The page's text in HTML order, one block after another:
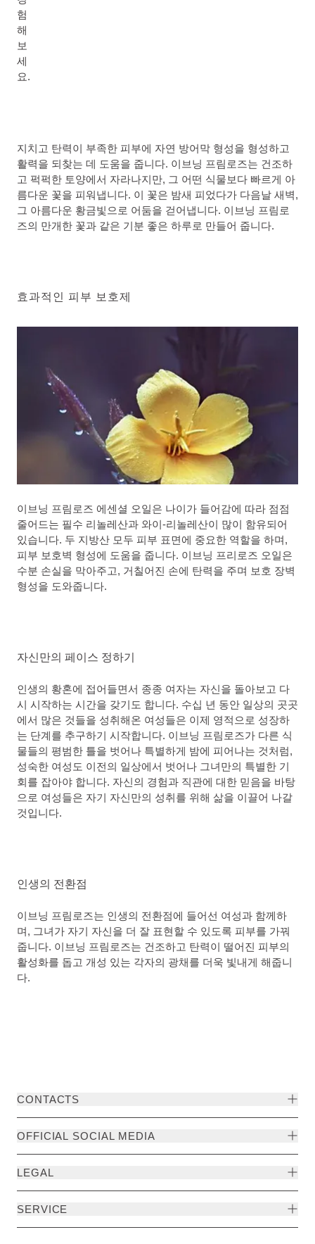
험
해
보
세
요.
지치고 탄력이 부족한 피부에 자연 방어막 형성을 형성하고
활력을 되찾는 데 도움을 줍니다. 이브닝 프림로즈는 건조하
고 퍽퍽한 토양에서 자라나지만, 그 어떤 식물보다 빠르게 아
름다운 꽃을 피워냅니다. 이 꽃은 밤새 피었다가 다음날 새벽,
그 아름다운 황금빛으로 어둠을 걷어냅니다. 이브닝 프림로
즈의 만개한 꽃과 같은 기분 좋은 하루로 만들어 줍니다.
효과적인 피부 보호제
이브닝 프림로즈 에센셜 오일은 나이가 들어감에 따라 점점
줄어드는 필수 리놀레산과 와이-리놀레산이 많이 함유되어
있습니다. 두 지방산 모두 피부 표면에 중요한 역할을 하며,
피부 보호벽 형성에 도움을 줍니다. 이브닝 프리로즈 오일은
수분 손실을 막아주고, 거칠어진 손에 탄력을 주며 보호 장벽
형성을 도와줍니다.
자신만의 페이스 정하기
인생의 황혼에 접어들면서 종종 여자는 자신을 돌아보고 다
시 시작하는 시간을 갖기도 합니다. 수십 년 동안 일상의 곳곳
에서 많은 것들을 성취해온 여성들은 이제 영적으로 성장하
는 단계를 추구하기 시작합니다. 이브닝 프림로즈가 다른 식
물들의 평범한 틀을 벗어나 특별하게 밤에 피어나는 것처럼,
성숙한 여성도 이전의 일상에서 벗어나 그녀만의 특별한 기
회를 잡아야 합니다. 자신의 경험과 직관에 대한 믿음을 바탕
으로 여성들은 자기 자신만의 성취를 위해 삶을 이끌어 나갈
것입니다.
인생의 전환점
이브닝 프림로즈는 인생의 전환점에 들어선 여성과 함께하
며, 그녀가 자기 자신을 더 잘 표현할 수 있도록 피부를 가꿔
줍니다. 이브닝 프림로즈는 건조하고 탄력이 떨어진 피부의
활성화를 돕고 개성 있는 각자의 광채를 더욱 빛내게 해줍니
다.
CONTACTS
OFFICIAL SOCIAL MEDIA
LEGAL
SERVICE